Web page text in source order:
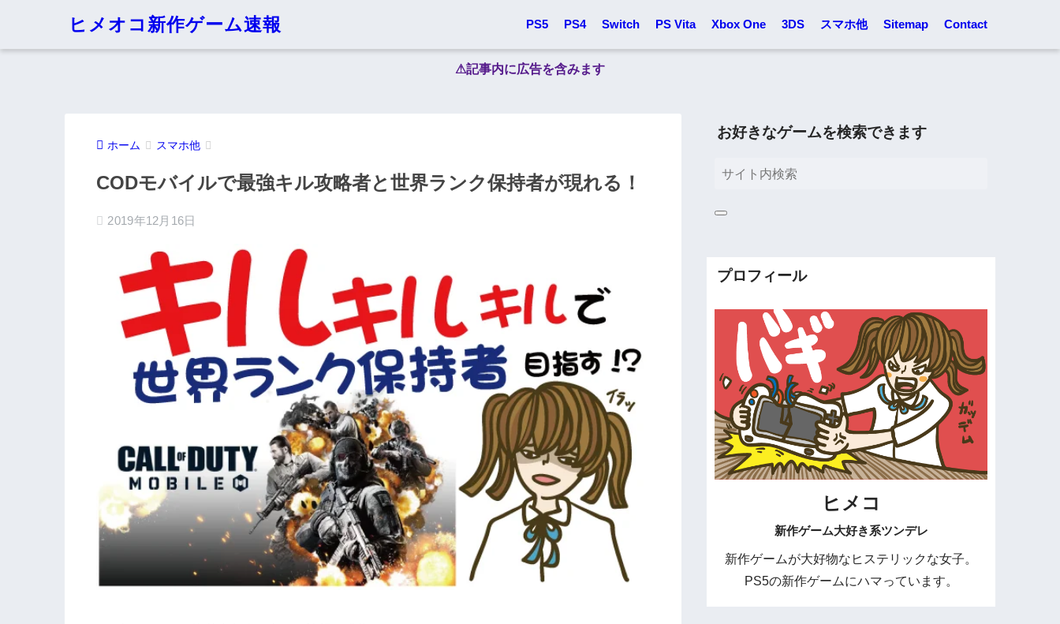
ヒメオコ新作ゲーム速報 PS5 PS4 Switch PS Vita Xbox One 3DS スマホ他 Sitemap Contact
⚠︎記事内に広告を含みます
ホーム スマホ他
CODモバイルで最強キル攻略者と世界ランク保持者が現れる！
2019年12月16日
お好きなゲームを検索できます
プロフィール
ヒメコ
新作ゲーム大好き系ツンデレ
新作ゲームが大好物なヒステリックな女子。
PS5の新作ゲームにハマっています。